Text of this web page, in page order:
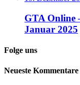
GTA Online
Januar 2025
Folge uns
Neueste Kommentare